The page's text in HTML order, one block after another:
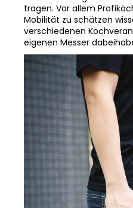
tragen. Vor allem
Mobilität zu schätzen
verschiedenen
eigenen Messer